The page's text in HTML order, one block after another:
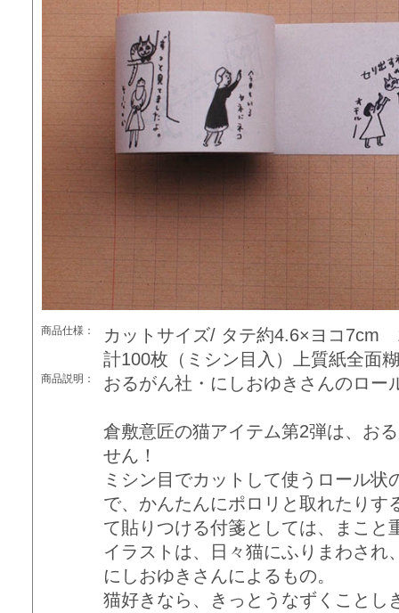
商品仕様：
カットサイズ/ タテ約4.6×ヨコ
計100枚（ミシン目入）上質紙全面
商品説明： おるがん社・にしおゆきさんのロー
倉敷意匠の猫アイテム第2弾は、お
せん！
ミシン目でカットして使うロール
で、かんたんにポロリと取れたりす
て貼りつける付箋としては、まこと
イラストは、日々猫にふりまわさ
にしおゆきさんによるもの。
猫好きなら、きっとうなずくことし